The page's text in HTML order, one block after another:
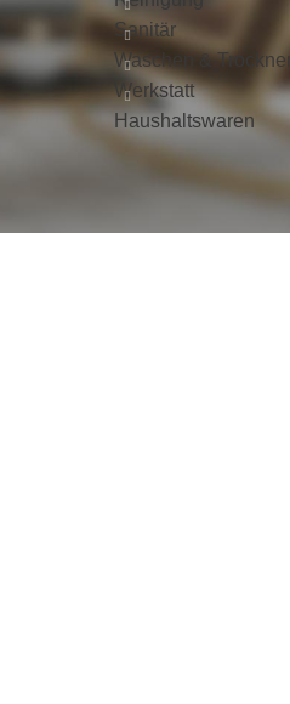
Sanitär
Waschen & Trocknen
Werkstatt
Haushaltswaren